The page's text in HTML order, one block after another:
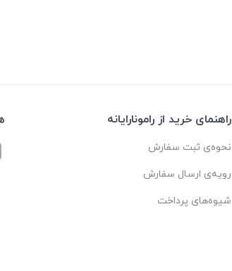
راهنمای خرید از رامونارایانه
نحوه‌ی ثبت سفارش
رویه‌ی ارسال سفارش
شیوه‌های پرداخت